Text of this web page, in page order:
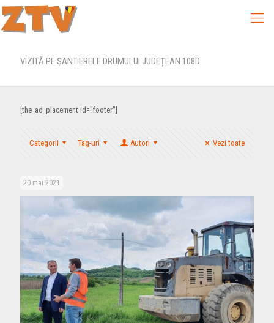
VIZITĂ PE ȘANTIERELE DRUMULUI JUDEȚEAN 108D
[the_ad_placement id="footer"]
Categorii Tag-uri Autori Vezi toate
20 mai 2021